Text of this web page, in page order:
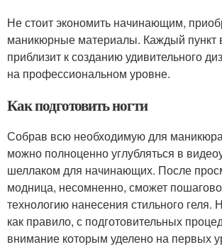
Не стоит экономить начинающим,
маникюрные материалы. Каждый пункт
приблизит к созданию удивительного
на профессиональном уровне.
Как подготовить ногти
Собрав всю необходимую для маникюра
можно полноценно углубляться в
шеллаком для начинающих. После
модница, несомненно, сможет
технологию нанесения стильного геля.
как правило, с подготовительных
внимание которым уделено на первых